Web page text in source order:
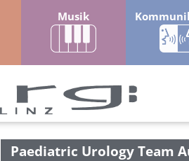
Musik
Paediatric Urology Team